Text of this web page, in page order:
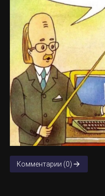
Комментарии (0)